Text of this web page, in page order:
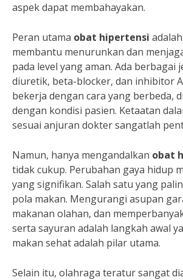
aspek dapat membahayakan.
Peran utama obat hipertensi
membantu menurunkan dan
pada level yang aman. Ada berbagai
diuretik, beta-blocker, dan inhibitor
bekerja dengan cara yang berbeda,
dengan kondisi pasien. Ketaatan
sesuai anjuran dokter sangatlah
Namun, hanya mengandalkan obat
tidak cukup. Perubahan gaya hidup
yang signifikan. Salah satu yang
pola makan. Mengurangi asupan
makanan olahan, dan
serta sayuran adalah langkah awal
makan sehat adalah pilar utama.
Selain itu, olahraga teratur sangat